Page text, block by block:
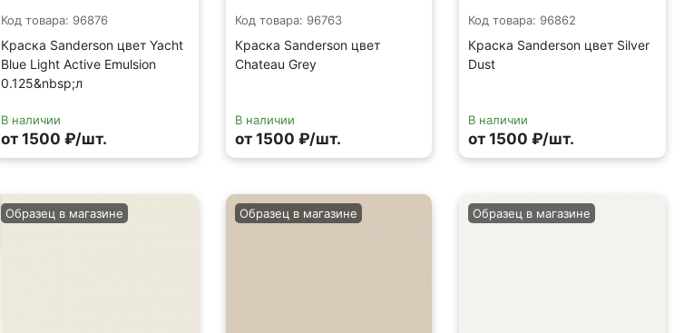
Код товара: 96876
Краска Sanderson цвет Yacht
Blue Light Active Emulsion
0.125&nbsp;л
В наличии
от 1500 ₽/шт.
Код товара: 96763
Краска Sanderson цвет
Chateau Grey
В наличии
от 1500 ₽/шт.
Код товара: 96862
Краска Sanderson цвет Silver
Dust
В наличии
от 1500 ₽/шт.
Образец в магазине Образец в магазине Образец в магазине